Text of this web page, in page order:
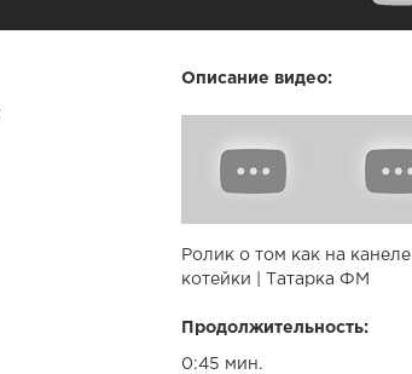
Описание видео:
Ролик о том как на канеле
котейки | Татарка ФМ
Продолжительность:
0:45 мин.